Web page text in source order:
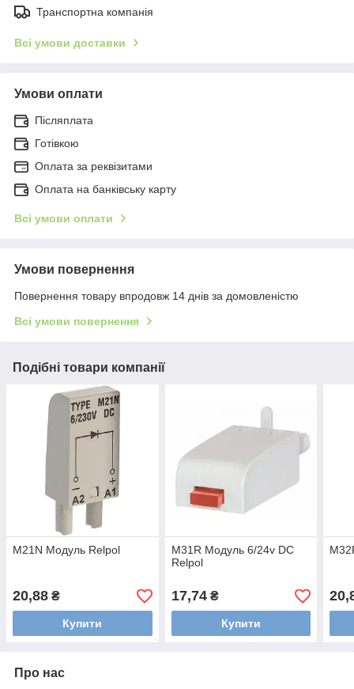
Транспортна компанія
Всі умови доставки
Умови оплати
Післяплата
Готівкою
Оплата за реквізитами
Оплата на банківську карту
Всі умови оплати
Умови повернення
Повернення товару впродовж 14 днів за домовленістю
Всі умови повернення
Подібні товари компанії
M21N Модуль Relpol
20,88 ₴
Купити
M31R Модуль 6/24v DC
Relpol
17,74₴
Купити
Про нас